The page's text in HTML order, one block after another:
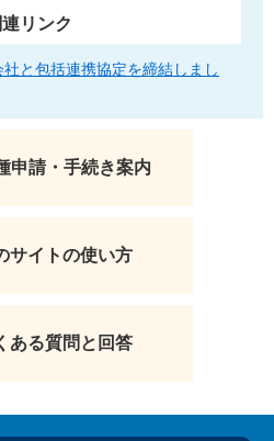
連リンク
と包括連携協定を締結しまし
申請・手続き案内
サイトの使い方
ある質問と回答